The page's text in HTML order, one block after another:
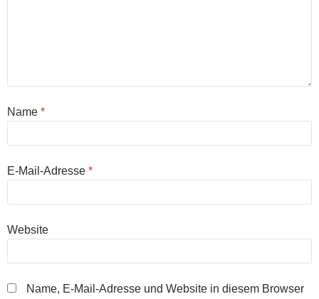
Name *
E-Mail-Adresse *
Website
Name, E-Mail-Adresse und Website in diesem Browser